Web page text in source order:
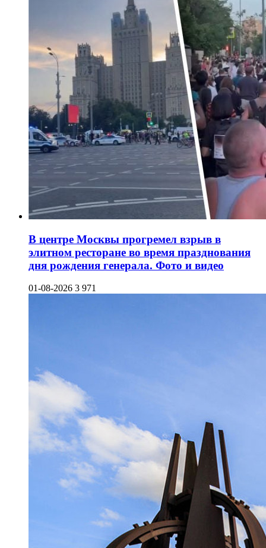
В центре Москвы прогремел взрыв в
элитном ресторане во время празднования
дня рождения генерала. Фото и видео
01-08-2026 3 971